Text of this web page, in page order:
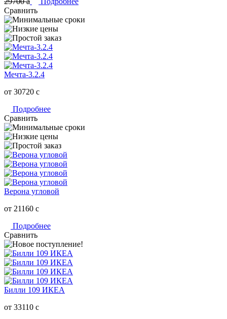
Сравнить
Мечта-3.2.4
от 30720 c
Подробнее
Сравнить
Верона угловой
от 21160 c
Подробнее
Сравнить
Билли 109 ИКЕА
от 33110 c